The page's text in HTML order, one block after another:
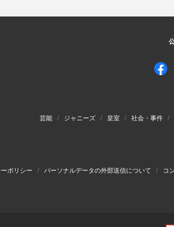
芸能 ジャニーズ 皇室 社会・事件
ポリシー パーソナルデータの外部送信について コ